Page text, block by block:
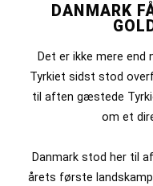
DANMARK
Det er ikke mere end
Tyrkiet sidst stod
til aften gæstede
om et
Danmark stod her til
årets første